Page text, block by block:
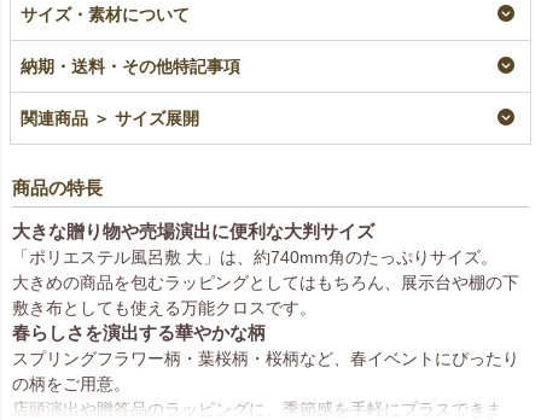
風呂敷シート（小）｜
即納品
¥1,980税込
即納品
¥3,630税込
サイズ・素材について
納期・送料・その他特記事項
関連商品 ＞ サイズ展開
商品の特長
大きな贈り物や売場演出に便利な大判サイズ
「ポリエステル風呂敷 大」は、約740mm角のたっぷりサイズ。
大きめの商品を包むラッピングとしてはもちろん、展示台や棚の下
敷き布としても使える万能クロスです。
春らしさを演出する華やかな柄
スプリングフラワー柄・葉桜柄・桜柄など、春イベントにぴったり
の柄をご用意。
店頭演出や贈答品のラッピングに、季節感を手軽にプラスできま